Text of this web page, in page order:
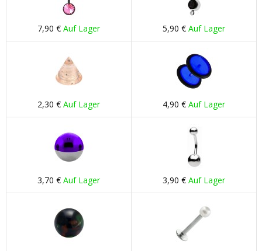
7,90 € Auf Lager 5,90 € Auf Lager
2,30 € Auf Lager 4,90 € Auf Lager
3,70 € Auf Lager 3,90 € Auf Lager